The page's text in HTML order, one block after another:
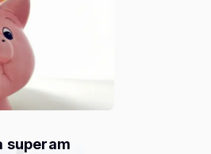
superam